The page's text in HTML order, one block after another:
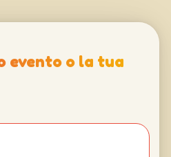
evento o la tua